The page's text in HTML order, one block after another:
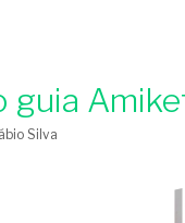
guia
Silva